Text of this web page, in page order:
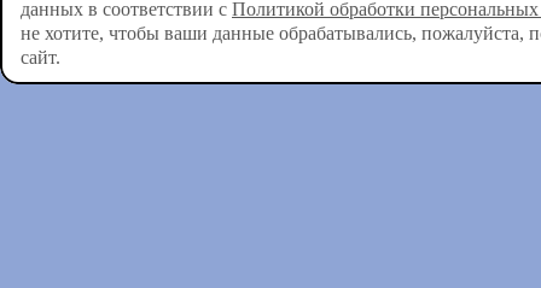
данных в соответствии с Политикой обработки
не хотите, чтобы ваши данные обрабатывались, пожалуйста,
сайт.